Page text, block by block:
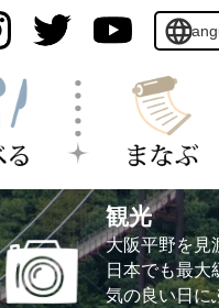
観光
大阪平野を見
日本でも最
気の良い日に